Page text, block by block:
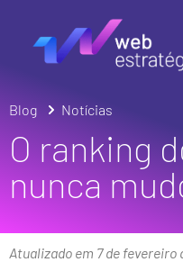
Blog Notícias
O ranking
nunca
Atualizado em 7 de fevereiro